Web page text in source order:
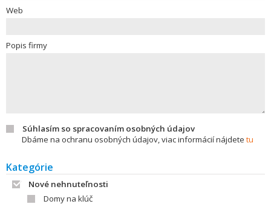
Web
Popis firmy
Súhlasím so spracovaním osobných údajov
Dbáme na ochranu osobných údajov, viac informácií nájdete tu
Kategórie
Nové nehnuteľnosti
Domy na klúč